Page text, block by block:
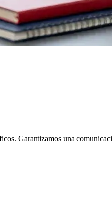
Garantizamos una